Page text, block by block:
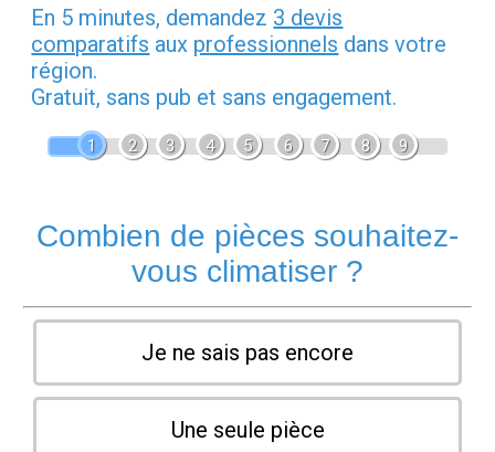
En 5 minutes, demandez 3 devis
comparatifs aux professionnels dans votre
région.
Gratuit, sans pub et sans engagement.
1 2 3 4 5 6 7 8 9
Combien de pièces souhaitez-
vous climatiser ?
Je ne sais pas encore
Une seule pièce